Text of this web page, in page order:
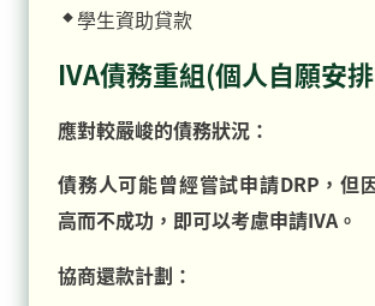
學生資助貸款
IVA債務重組(個人自願安
應對較嚴峻的債務狀況：
債務人可能曾經嘗試申請DRP，但
高而不成功，即可以考慮申請IVA。
協商還款計劃：